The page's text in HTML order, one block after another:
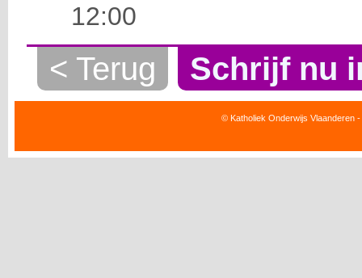
12:00
< Terug Schrijf nu
© Katholiek Onderwijs Vlaanderen